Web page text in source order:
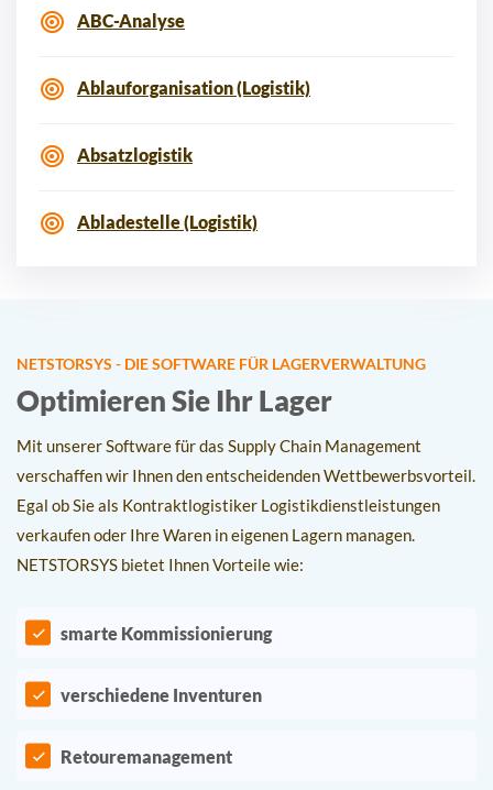
ABC-Analyse
Ablauforganisation (Logistik)
Absatzlogistik
Abladestelle (Logistik)
NETSTORSYS - DIE SOFTWARE FÜR LAGERVERWALTUNG
Optimieren Sie Ihr Lager
Mit unserer Software für das Supply Chain Management
verschaffen wir Ihnen den entscheidenden Wettbewerbsvorteil.
Egal ob Sie als Kontraktlogistiker Logistikdienstleistungen
verkaufen oder Ihre Waren in eigenen Lagern managen.
NETSTORSYS bietet Ihnen Vorteile wie:
smarte Kommissionierung
verschiedene Inventuren
Retouremanagement